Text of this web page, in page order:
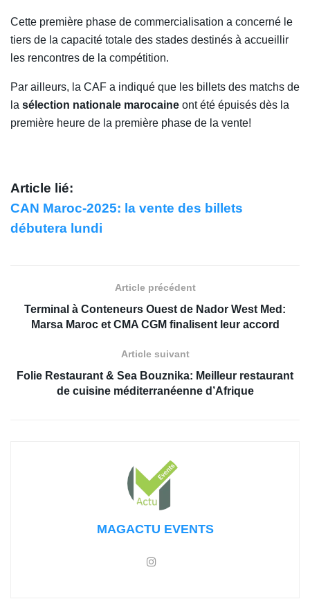
Cette première phase de commercialisation a concerné le
tiers de la capacité totale des stades destinés à accueillir
les rencontres de la compétition.
Par ailleurs, la CAF a indiqué que les billets des matchs de
la sélection nationale marocaine ont été épuisés dès la
première heure de la première phase de la vente!
Article lié:
CAN Maroc-2025: la vente des billets
débutera lundi
Article précédent
Terminal à Conteneurs Ouest de Nador West Med:
Marsa Maroc et CMA CGM finalisent leur accord
Article suivant
Folie Restaurant & Sea Bouznika: Meilleur restaurant
de cuisine méditerranéenne d’Afrique
MAGACTU EVENTS